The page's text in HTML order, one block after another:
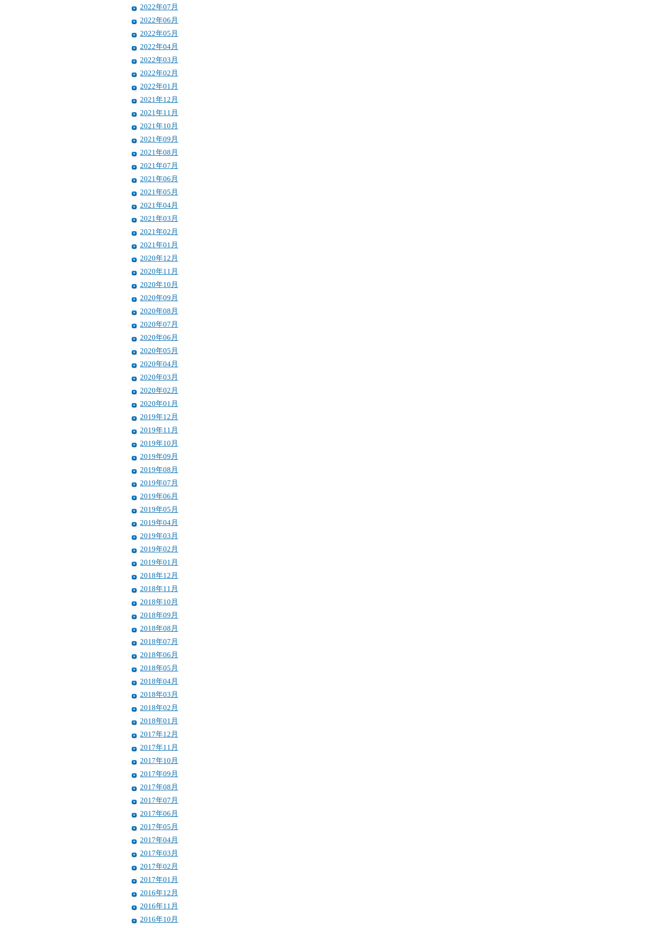
2022年07月
2022年06月
2022年05月
2022年04月
2022年03月
2022年02月
2022年01月
2021年12月
2021年11月
2021年10月
2021年09月
2021年08月
2021年07月
2021年06月
2021年05月
2021年04月
2021年03月
2021年02月
2021年01月
2020年12月
2020年11月
2020年10月
2020年09月
2020年08月
2020年07月
2020年06月
2020年05月
2020年04月
2020年03月
2020年02月
2020年01月
2019年12月
2019年11月
2019年10月
2019年09月
2019年08月
2019年07月
2019年06月
2019年05月
2019年04月
2019年03月
2019年02月
2019年01月
2018年12月
2018年11月
2018年10月
2018年09月
2018年08月
2018年07月
2018年06月
2018年05月
2018年04月
2018年03月
2018年02月
2018年01月
2017年12月
2017年11月
2017年10月
2017年09月
2017年08月
2017年07月
2017年06月
2017年05月
2017年04月
2017年03月
2017年02月
2017年01月
2016年12月
2016年11月
2016年10月